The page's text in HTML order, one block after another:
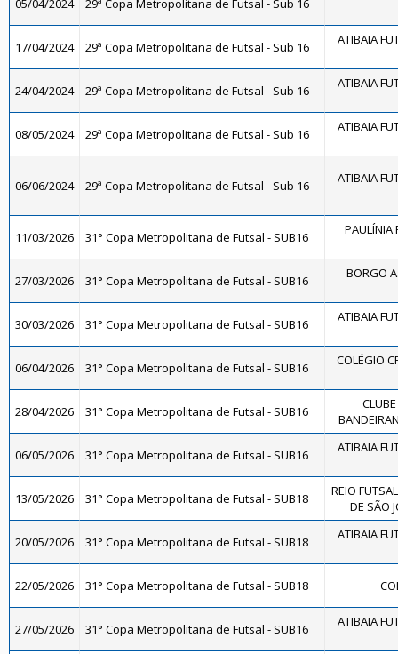
05/04/2024 29ª Copa Metropolitana de Futsal - Sub 16
17/04/2024 29ª Copa Metropolitana de Futsal - Sub 16 ATIBAIA
24/04/2024 29ª Copa Metropolitana de Futsal - Sub 16 ATIBAIA
08/05/2024 29ª Copa Metropolitana de Futsal - Sub 16 ATIBAIA
06/06/2024 29ª Copa Metropolitana de Futsal - Sub 16 ATIBAIA
11/03/2026 31° Copa Metropolitana de Futsal - SUB16 PAULÍNIA
27/03/2026 31° Copa Metropolitana de Futsal - SUB16 BORGO
30/03/2026 31° Copa Metropolitana de Futsal - SUB16 ATIBAIA
06/04/2026 31° Copa Metropolitana de Futsal - SUB16 COLÉGIO
28/04/2026 31° Copa Metropolitana de Futsal - SUB16
06/05/2026 31° Copa Metropolitana de Futsal - SUB16 ATIBAIA
13/05/2026 31° Copa Metropolitana de Futsal - SUB18
REIO
DE SÃO
20/05/2026 31° Copa Metropolitana de Futsal - SUB18 ATIBAIA
22/05/2026 31° Copa Metropolitana de Futsal - SUB18
27/05/2026 31° Copa Metropolitana de Futsal - SUB16 ATIBAIA